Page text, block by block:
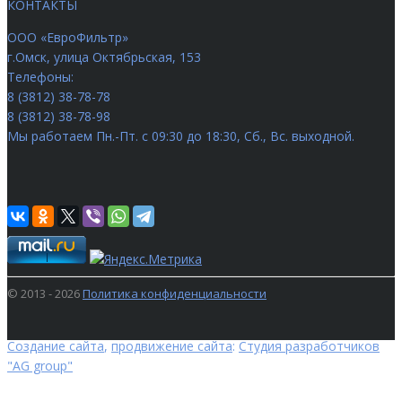
КОНТАКТЫ
ООО «ЕвроФильтр»
г.Омск, улица Октябрьская, 153
Телефоны:
8 (3812) 38-78-78
8 (3812) 38-78-98
Мы работаем Пн.-Пт. с 09:30 до 18:30, Сб., Вс. выходной.
© 2013 - 2026Политика конфиденциальности
Создание сайта,продвижение сайта:Студия разработчиков
"AG group"